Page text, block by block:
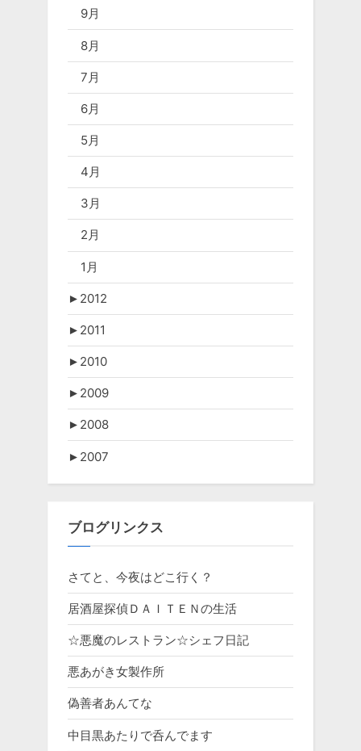
9月
8月
7月
6月
5月
4月
3月
2月
1月
► 2012
► 2011
► 2010
► 2009
► 2008
► 2007
ブログリンクス
さてと、今夜はどこ行く？
居酒屋探偵ＤＡＩＴＥＮの生活
☆悪魔のレストラン☆シェフ日記
悪あがき女製作所
偽善者あんてな
中目黒あたりで呑んでます